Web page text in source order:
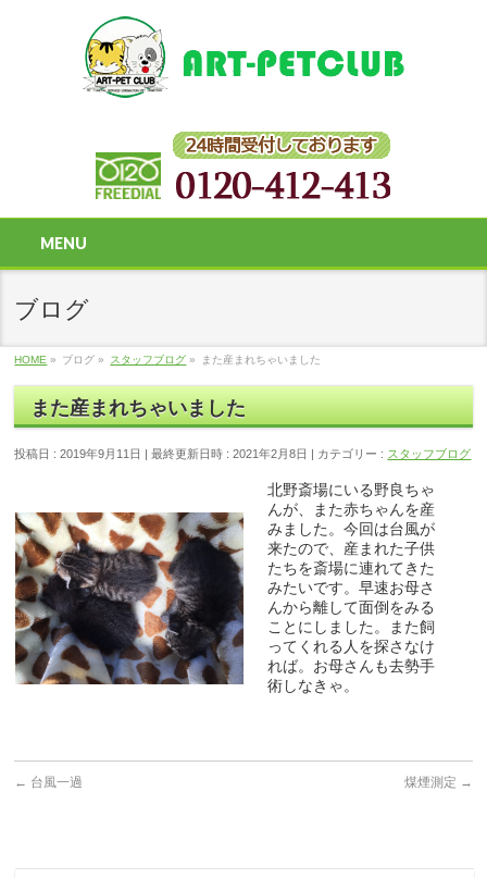
MENU
ブログ
HOME » ブログ » スタッフブログ » また産まれちゃいました
また産まれちゃいました
投稿日 : 2019年9月11日 最終更新日時 : 2021年2月8日 カテゴリー : スタッフブログ
北野斎場にいる野良ちゃ
んが、また赤ちゃんを産
みました。今回は台風が
来たので、産まれた子供
たちを斎場に連れてきた
みたいです。早速お母さ
んから離して面倒をみる
ことにしました。また飼
ってくれる人を探さなけ
れば。お母さんも去勢手
術しなきゃ。
← 台風一過 煤煙測定 →